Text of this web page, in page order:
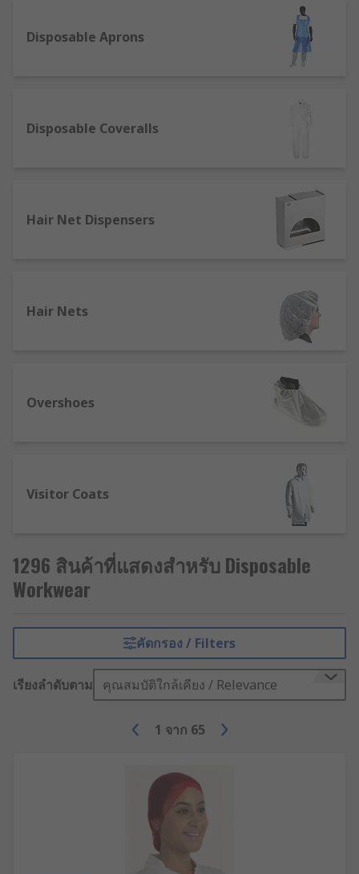
We pride ourselves for supplying leading
What is the importance of using protective
Protective clothing in all its types exists to
prevent injury and/or harm coming users on all
parts of the body including the head, face, hands,
depending on the tasks or hazards the wearer
construction sites in the forms of hi-vis, head
array of products that fall under protective
clothing also includes workwear used in: the
hospitality and food industries to prevent cross-
to prevent clothing damage and personal injury,
and many other industries such as automotive,
decorating and mechanical to protect skin and
clothing from any fluids that may stain or cause
We understand the importance of quality and the
legal requirements, for protective equipment,
such as ISO and EN-ISO standards, so we stock a
wide selection of protective clothing to ensure we
can provide items to meet your specifications.
Disposable Aprons
Disposable Coveralls
Hair Net Dispensers
Hair Nets
Overshoes
Visitor Coats
1296 สินค้าที่แสดงสำหรับ Disposable
Workwear
คัดกรอง / Filters
เรียงลำดับตาม คุณสมบัติใกล้เคียง / Relevance
1 จาก 65